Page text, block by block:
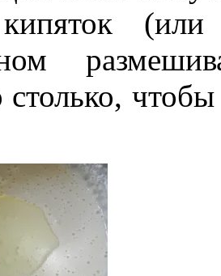
кипяток
столько,